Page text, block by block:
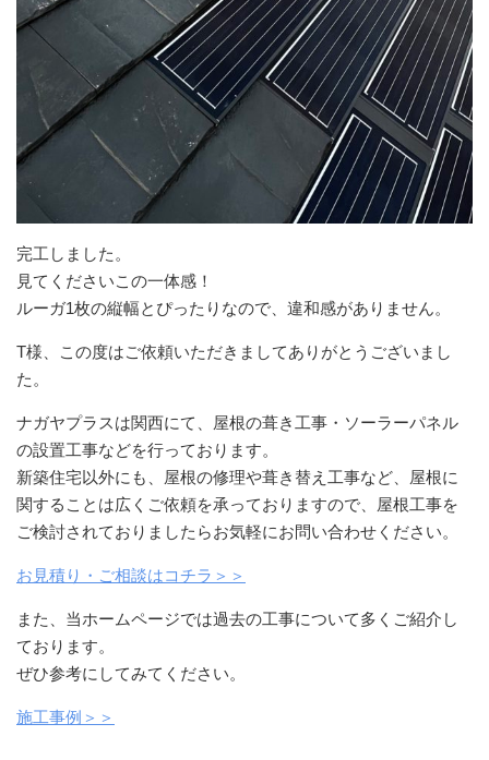
完工しました。
見てくださいこの一体感！
ルーガ1枚の縦幅とぴったりなので、違和感がありません。
T様、この度はご依頼いただきましてありがとうございまし
た。
ナガヤプラスは関西にて、屋根の葺き工事・ソーラーパネル
の設置工事などを行っております。
新築住宅以外にも、屋根の修理や葺き替え工事など、屋根に
関することは広くご依頼を承っておりますので、屋根工事を
ご検討されておりましたらお気軽にお問い合わせください。
お見積り・ご相談はコチラ＞＞
また、当ホームページでは過去の工事について多くご紹介し
ております。
ぜひ参考にしてみてください。
施工事例＞＞